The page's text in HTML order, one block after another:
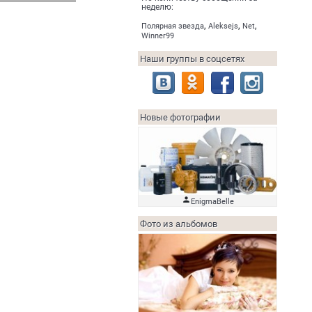
неделю:
Полярная звезда, Aleksejs, Net,
Winner99
Наши группы в соцсетях
Новые фотографии
 EnigmaBelle
Фото из альбомов